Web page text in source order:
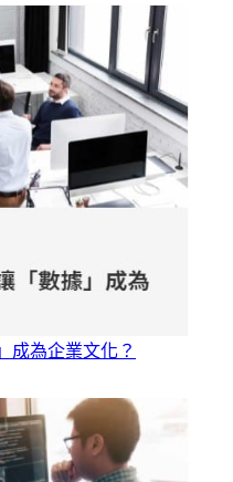
成為企業文化？